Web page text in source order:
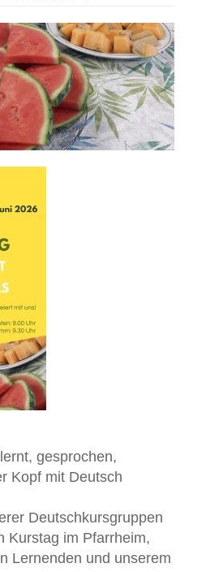
gesprochen,
Kopf mit Deutsch
Deutschkursgruppen
Kurstag im Pfarrheim,
Lernenden und unserem